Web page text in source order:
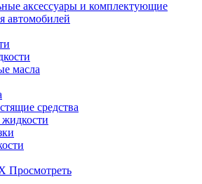
аксессуары и комплектующие
автомобилей
масла
средства
жидкости
Просмотреть